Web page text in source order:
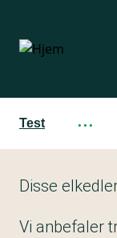
hovedindhold
Test ···
Disse
Vi anbefaler